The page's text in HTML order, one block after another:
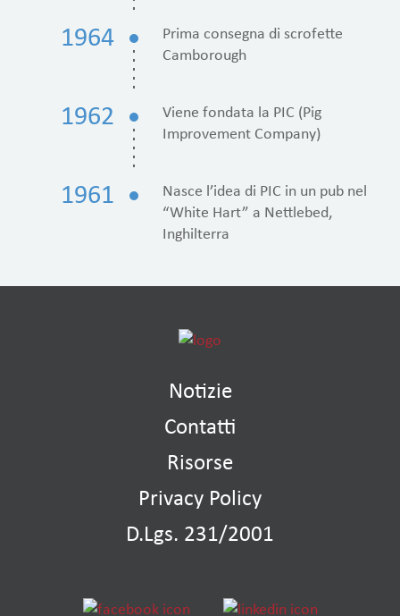
1964
Prima consegna di scrofette
Camborough
1962
Viene fondata la PIC (Pig
Improvement Company)
1961
Nasce l’idea di PIC in un pub nel
“White Hart” a Nettlebed,
Inghilterra
Notizie
Contatti
Risorse
Privacy Policy
D.Lgs. 231/2001